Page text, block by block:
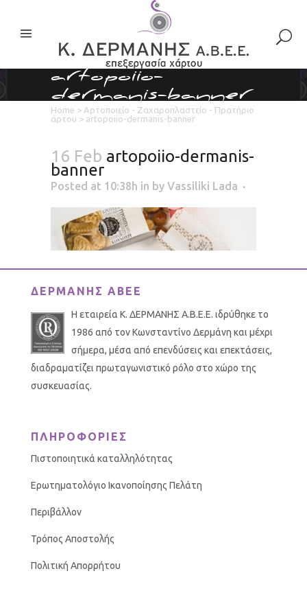
artopoiio-
dermanis-banner
Home > Αρτοποιείο - Ζαχαροπλαστείο - Πρατήριο
άρτου > artopoiio-dermanis-banner
16 Feb artopoiio-dermanis-
banner
Posted at 10:38h in by Vassiliki Lada
ΔΕΡΜΑΝΗΣ ΑΒΕΕ
Η εταιρεία Κ. ΔΕΡΜΑΝΗΣ Α.Β.Ε.Ε. ιδρύθηκε το
1986 από τον Κωνσταντίνο Δερμάνη και μέχρι
σήμερα, μέσα από επενδύσεις και επεκτάσεις,
διαδραματίζει πρωταγωνιστικό ρόλο στο χώρο της
συσκευασίας.
ΠΛΗΡΟΦΟΡΙΕΣ
Πιστοποιητικά καταλληλότητας
Ερωτηματολόγιο Ικανοποίησης Πελάτη
Περιβάλλον
Τρόπος Αποστολής
Πολιτική Απορρήτου